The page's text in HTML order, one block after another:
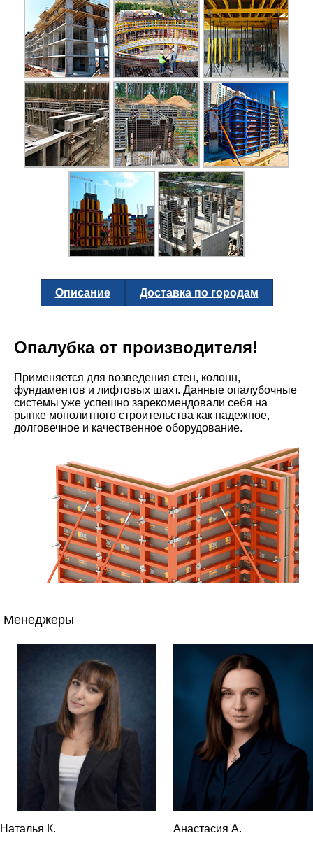
Описание Доставка по городам
Опалубка от производителя!
Применяется для возведения стен, колонн,
фундаментов и лифтовых шахт. Данные опалубочные
системы уже успешно зарекомендовали себя на
рынке монолитного строительства как надежное,
долговечное и качественное оборудование.
Мы, как производители, готовы предложить самую
минимальную цену на высококачественную опалубку
Премиум.
Сечение профиля
Менеджеры
Наталья К.
Анастасия А.